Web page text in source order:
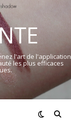
l'art de l'application
les plus efficaces